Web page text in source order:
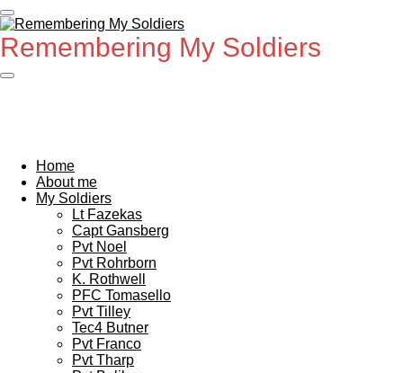
Ga
direct
naar
hoofdinhoud
Remembering My Soldiers
Home
About me
My Soldiers
Lt Fazekas
Capt Gansberg
Pvt Noel
Pvt Rohrborn
K. Rothwell
PFC Tomasello
Pvt Tilley
Tec4 Butner
Pvt Franco
Pvt Tharp